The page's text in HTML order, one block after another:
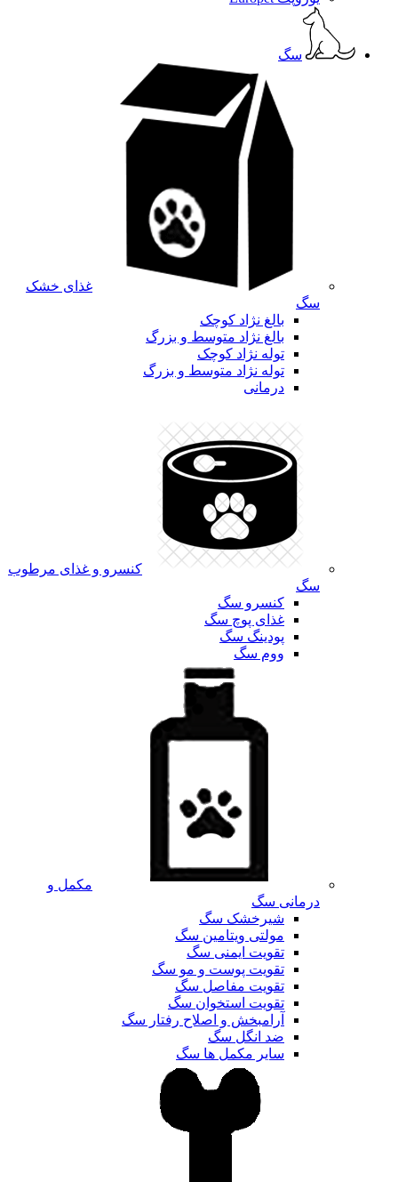
سگ
غذای خشک
سگ
بالغ نژاد کوچک
بالغ نژاد متوسط و بزرگ
توله نژاد کوچک
توله نژاد متوسط و بزرگ
درمانی
کنسرو و غذای مرطوب
سگ
کنسرو سگ
غذای پوچ سگ
پودینگ سگ
ووم سگ
مکمل و
درمانی سگ
شیرخشک سگ
مولتی ویتامین سگ
تقویت ایمنی سگ
تقویت پوست و مو سگ
تقویت مفاصل سگ
تقویت استخوان سگ
آرامبخش و اصلاح رفتار سگ
ضد انگل سگ
سایر مکمل ها سگ